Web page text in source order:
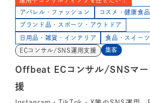
アパレル・ファッション コスメ・健康食
ブランド品・スポーツ・アウトドア
日用品・雑貨・インテリア 食品・スイー
ECコンサル/SNS運用支援 集客
Offbeat ECコンサル/SNSマー
援